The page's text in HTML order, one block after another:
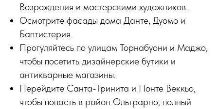
Возрождения и мастерскими художников.
Осмотрите фасады дома Данте, Дуомо и
Баптистерия.
Прогуляйтесь по улицам Торнабуони и Маджо,
чтобы посетить дизайнерские бутики и
антикварные магазины.
Перейдите Санта-Тринита и Понте Веккьо,
чтобы попасть в район Ольтрарно, полный